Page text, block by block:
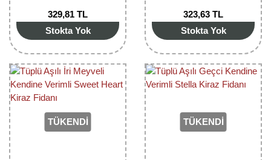
329,81 TL
Stokta Yok
323,63 TL
Stokta Yok
TÜKENDİ TÜKENDİ
Vişne Fidanı
Yaban Mersini Fidanı
Zeytin Fidanı